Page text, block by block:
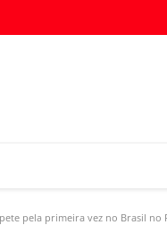
pela primeira vez no Brasil no